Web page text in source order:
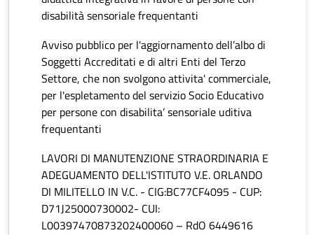
disabilità sensoriale frequentanti
Avviso pubblico per l'aggiornamento dell’albo di
Soggetti Accreditati e di altri Enti del Terzo
Settore, che non svolgono attivita' commerciale,
per l'espletamento del servizio Socio Educativo
per persone con disabilita’ sensoriale uditiva
frequentanti
LAVORI DI MANUTENZIONE STRAORDINARIA E
ADEGUAMENTO DELL'ISTITUTO V.E. ORLANDO
DI MILITELLO IN V.C. - CIG:BC77CF4095 - CUP:
D71J25000730002- CUI:
L00397470873202400060 – RdO 6449616